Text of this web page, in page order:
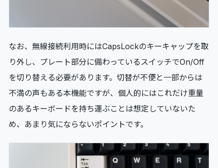
なお、無線接続利用時にはCapsLockのキーキャップを取
り外し、プレート部分に備わっているスイッチでOn/Off
を切り替える必要があります。切替が不便と一部からは
不満の声もある本機能ですが、個人的にはこれだけ重量
のあるキーボードを持ち運ぶことは想定していないた
め、あまり気にならないポイントです。